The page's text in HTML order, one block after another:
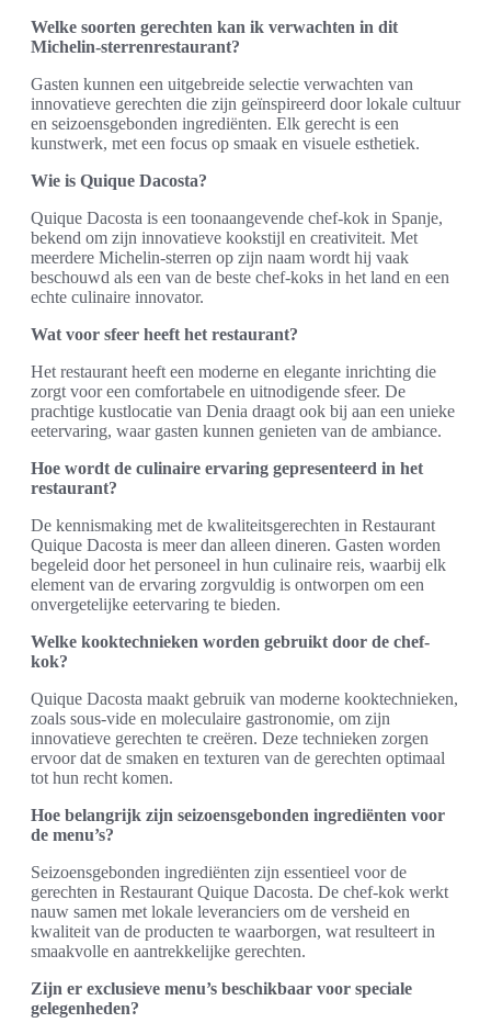
Welke soorten gerechten kan ik verwachten in dit
Michelin-sterrenrestaurant?
Gasten kunnen een uitgebreide selectie verwachten van
innovatieve gerechten die zijn geïnspireerd door lokale cultuur
en seizoensgebonden ingrediënten. Elk gerecht is een
kunstwerk, met een focus op smaak en visuele esthetiek.
Wie is Quique Dacosta?
Quique Dacosta is een toonaangevende chef-kok in Spanje,
bekend om zijn innovatieve kookstijl en creativiteit. Met
meerdere Michelin-sterren op zijn naam wordt hij vaak
beschouwd als een van de beste chef-koks in het land en een
echte culinaire innovator.
Wat voor sfeer heeft het restaurant?
Het restaurant heeft een moderne en elegante inrichting die
zorgt voor een comfortabele en uitnodigende sfeer. De
prachtige kustlocatie van Denia draagt ook bij aan een unieke
eetervaring, waar gasten kunnen genieten van de ambiance.
Hoe wordt de culinaire ervaring gepresenteerd in het
restaurant?
De kennismaking met de kwaliteitsgerechten in Restaurant
Quique Dacosta is meer dan alleen dineren. Gasten worden
begeleid door het personeel in hun culinaire reis, waarbij elk
element van de ervaring zorgvuldig is ontworpen om een
onvergetelijke eetervaring te bieden.
Welke kooktechnieken worden gebruikt door de chef-
kok?
Quique Dacosta maakt gebruik van moderne kooktechnieken,
zoals sous-vide en moleculaire gastronomie, om zijn
innovatieve gerechten te creëren. Deze technieken zorgen
ervoor dat de smaken en texturen van de gerechten optimaal
tot hun recht komen.
Hoe belangrijk zijn seizoensgebonden ingrediënten voor
de menu’s?
Seizoensgebonden ingrediënten zijn essentieel voor de
gerechten in Restaurant Quique Dacosta. De chef-kok werkt
nauw samen met lokale leveranciers om de versheid en
kwaliteit van de producten te waarborgen, wat resulteert in
smaakvolle en aantrekkelijke gerechten.
Zijn er exclusieve menu’s beschikbaar voor speciale
gelegenheden?